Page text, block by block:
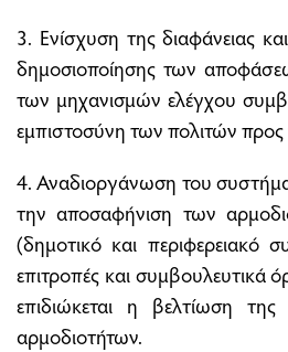
3. Ενίσχυση της διαφάνειας
δημοσιοποίησης των
των μηχανισμών ελέγχου
εμπιστοσύνη των πολιτών προς
4. Αναδιοργάνωση του
την αποσαφήνιση των
(δημοτικό και περιφερειακό
επιτροπές και συμβουλευτικά
επιδιώκεται η βελτίωση
αρμοδιοτήτων.